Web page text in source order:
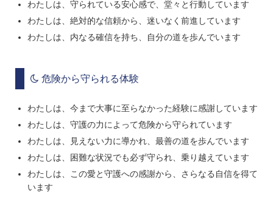
わたしは、守られている安心感で、堂々と行動しています
わたしは、絶対的な信頼から、迷いなく前進しています
わたしは、内なる確信を持ち、自分の道を歩んでいます
危険から守られる体験
わたしは、今まで大事に至らなかった経験に感謝しています
わたしは、守護の力によって危険から守られています
わたしは、見えない力に導かれ、最善の道を歩んでいます
わたしは、困難な状況でも必ず守られ、乗り越えています
わたしは、この愛と守護への感謝から、さらなる自信を得て
います